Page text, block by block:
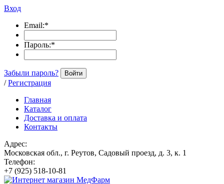
Вход
Email:*
Пароль:*
Забыли пароль? Войти
/ Регистрация
Главная
Каталог
Доставка и оплата
Контакты
Адрес:
Московская обл., г. Реутов, Садовый проезд, д. 3, к. 1
Телефон:
+7 (925) 518-10-81